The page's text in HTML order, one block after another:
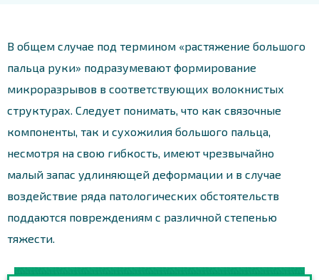
В общем случае под термином «растяжение большого
пальца руки» подразумевают формирование
микроразрывов в соответствующих волокнистых
структурах. Следует понимать, что как связочные
компоненты, так и сухожилия большого пальца,
несмотря на свою гибкость, имеют чрезвычайно
малый запас удлиняющей деформации и в случае
воздействие ряда патологических обстоятельств
поддаются повреждениям с различной степенью
тяжести.